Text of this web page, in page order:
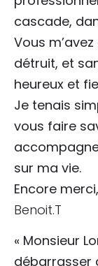
cascade,
Vous
détruit, et
heureux et
Je tenais
vous faire
sur ma vie.
Encore
Benoit.T
« Monsieur
débarrasser